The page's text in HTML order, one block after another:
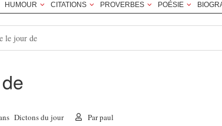
HUMOUR CITATIONS PROVERBES POÉSIE
le jour de
Dictons du jour Parpaul